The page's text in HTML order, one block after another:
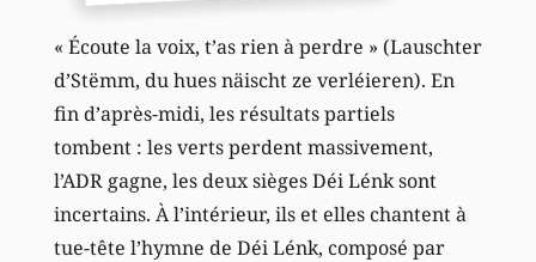
« Écoute la voix, t’as rien à perdre » (Lauschter
d’Stëmm, du hues näischt ze verléieren). En
fin d’après-midi, les résultats partiels
tombent : les verts perdent massivement,
l’ADR gagne, les deux sièges Déi Lénk sont
incertains. À l’intérieur, ils et elles chantent à
tue-tête l’hymne de Déi Lénk, composé par